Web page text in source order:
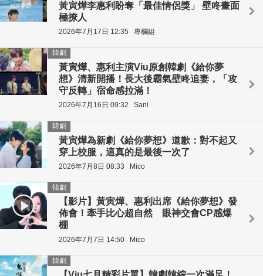
黃寅燁李惠利盼奪「最佳情侶獎」 壁咚畫面
極撩人
2026年7月17日 12:35 專欄組
黃寅燁、惠利主演Viu原創韓劇《給你夢
想》清新開播！長大後霸氣壁咚追妻，「攻
守反轉」宿命感拉滿！
韓劇
2026年7月16日 09:32 Sani
黃寅燁為新劇《給你夢想》道歉：對不起又
穿上校服，這真的是最後一次了
韓劇
2026年7月8日 08:33 Mico
【影片】黃寅燁、惠利出席《給你夢想》發
佈會！牽手比心超自然 眼神交會CP感爆
棚
韓劇
2026年7月7日 14:50 Mico
韓劇